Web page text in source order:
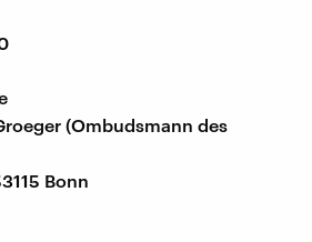
(Ombudsmann des
Bonn